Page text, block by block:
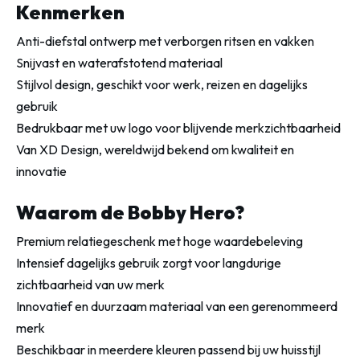
Kenmerken
Anti-diefstal ontwerp met verborgen ritsen en vakken
Snijvast en waterafstotend materiaal
Stijlvol design, geschikt voor werk, reizen en dagelijks
gebruik
Bedrukbaar met uw logo voor blijvende merkzichtbaarheid
Van XD Design, wereldwijd bekend om kwaliteit en
innovatie
Waarom de Bobby Hero?
Premium relatiegeschenk met hoge waardebeleving
Intensief dagelijks gebruik zorgt voor langdurige
zichtbaarheid van uw merk
Innovatief en duurzaam materiaal van een gerenommeerd
merk
Beschikbaar in meerdere kleuren passend bij uw huisstijl